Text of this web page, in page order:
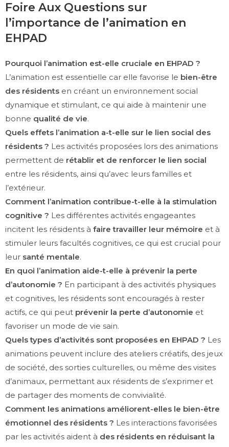
Foire Aux Questions sur
l’importance de l’animation en
EHPAD
Pourquoi l’animation est-elle cruciale en EHPAD ?
L’animation est essentielle car elle favorise le bien-être
des résidents en créant un environnement social
dynamique et stimulant, ce qui aide à maintenir une
bonne qualité de vie.
Quels effets l’animation a-t-elle sur le lien social des
résidents ? Les activités proposées lors des animations
permettent de rétablir et de renforcer le lien social
entre les résidents, ainsi qu’avec leurs familles et
l’extérieur.
Comment l’animation contribue-t-elle à la stimulation
cognitive ? Les différentes activités engageantes
incitent les résidents à faire travailler leur mémoire et à
stimuler leurs facultés cognitives, ce qui est crucial pour
leur santé mentale.
En quoi l’animation aide-t-elle à prévenir la perte
d’autonomie ? En participant à des activités physiques
et cognitives, les résidents sont encouragés à rester
actifs, ce qui peut prévenir la perte d’autonomie et
favoriser un mode de vie sain.
Quels types d’activités sont proposées en EHPAD ? Les
animations peuvent inclure des ateliers créatifs, des jeux
de société, des sorties culturelles, ou même des visites
d’animaux, permettant aux résidents de s’exprimer et
de partager des moments de convivialité.
Comment les animations améliorent-elles le bien-être
émotionnel des résidents ? Les interactions favorisées
par les activités aident à des résidents en réduisant la